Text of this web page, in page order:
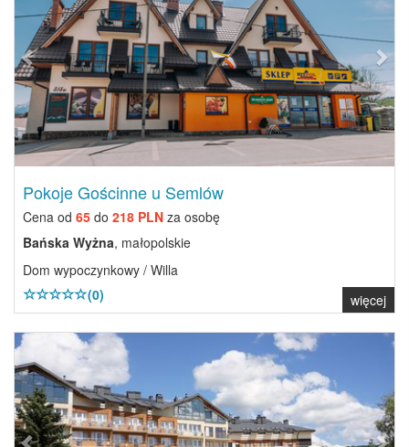
Pokoje Gościnne u Semlów
Cena od 65 do 218 PLN za osobę
Bańska Wyżna, małopolskie
Dom wypoczynkowy / Willa
(0)
więcej
Previous Next